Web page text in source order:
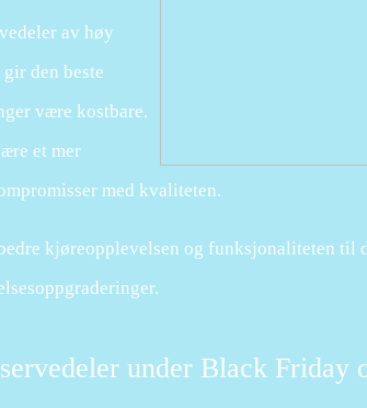
av høy
den beste
være kostbare.
et mer
med kvaliteten.
kjøreopplevelsen og funksjonaliteten til
under Black Friday